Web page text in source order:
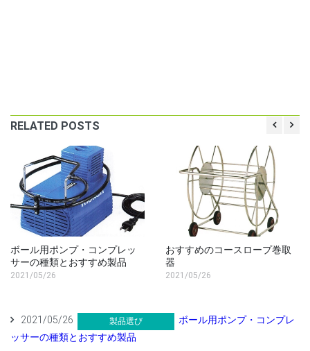
RELATED POSTS
ボール用ポンプ・コンプレッ
サーの種類とおすすめ製品
2021/05/26
おすすめのコースロープ巻取
器
2021/05/26
2021/05/26 製品選び
ボール用ポンプ・コンプレ
ッサーの種類とおすすめ製品